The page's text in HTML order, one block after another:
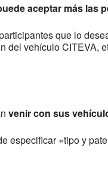
aceptar más las
que lo
del vehículo CITEVA,
venir con sus
especificar «tipo y